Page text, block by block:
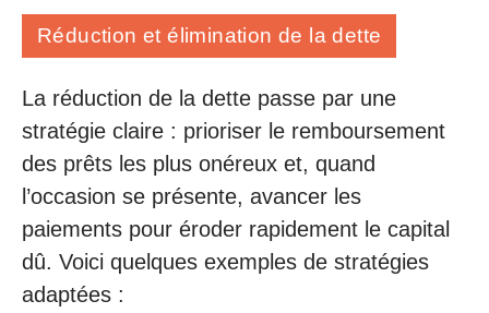
Réduction et élimination de la dette
La réduction de la dette passe par une
stratégie claire : prioriser le remboursement
des prêts les plus onéreux et, quand
l’occasion se présente, avancer les
paiements pour éroder rapidement le capital
dû. Voici quelques exemples de stratégies
adaptées :